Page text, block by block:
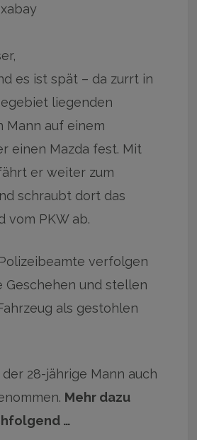
es ist spät – da zurrt in
liegenden
Mann auf einem
einen Mazda fest. Mit
er weiter zum
schraubt dort das
vom PKW ab.
verfolgen
Geschehen und stellen
als gestohlen
28-jährige Mann auch
Mehr dazu
…